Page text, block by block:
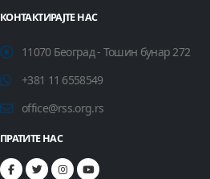
КОНТАКТИРАЈТЕ НАС
11070 Београд - Тошин бунар 272
+381 11 6558549
office@rss.org.rs
ПРАТИТЕ НАС